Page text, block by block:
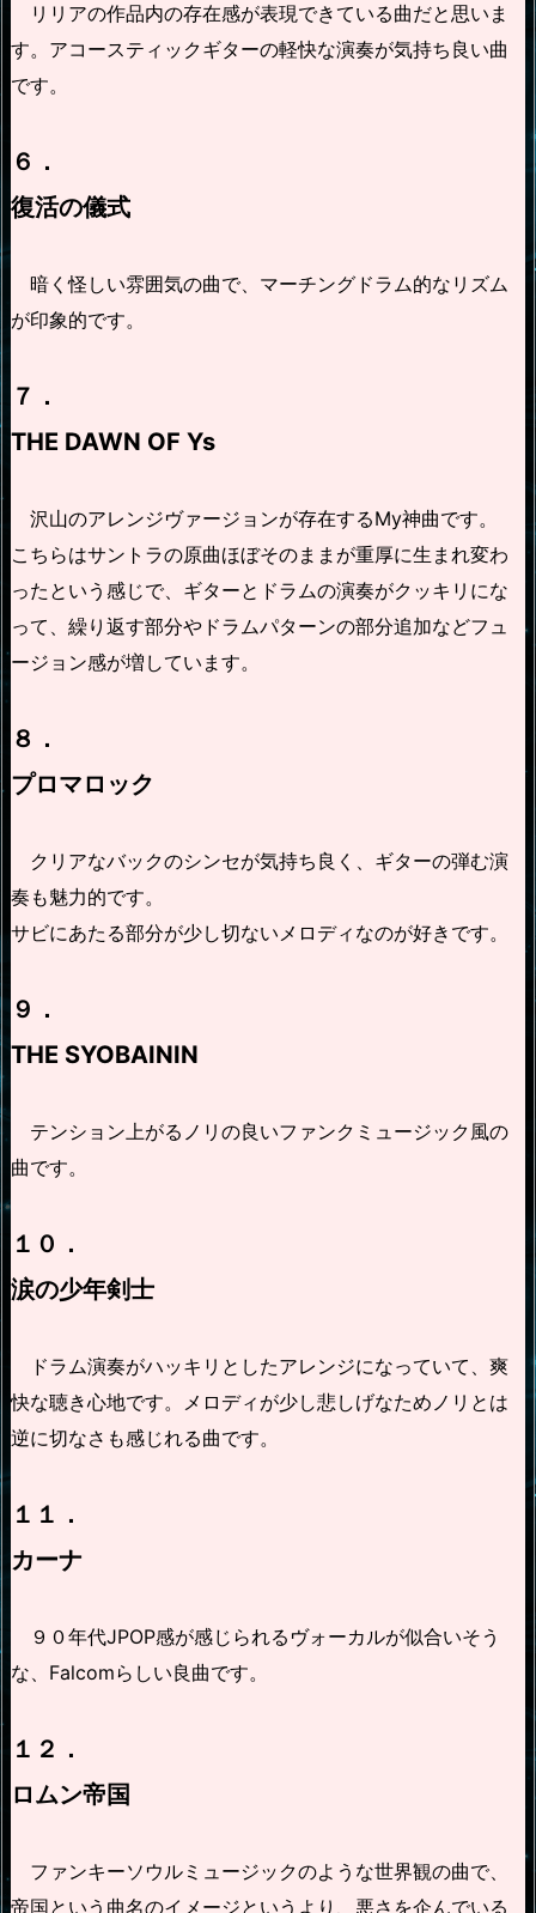
リリアの作品内の存在感が表現できている曲だと思いま
す。アコースティックギターの軽快な演奏が気持ち良い曲
です。
６．
復活の儀式
暗く怪しい雰囲気の曲で、マーチングドラム的なリズム
が印象的です。
７．
THE DAWN OF Ys
沢山のアレンジヴァージョンが存在するMy神曲です。
こちらはサントラの原曲ほぼそのままが重厚に生まれ変わ
ったという感じで、ギターとドラムの演奏がクッキリにな
って、繰り返す部分やドラムパターンの部分追加などフュ
ージョン感が増しています。
８．
プロマロック
クリアなバックのシンセが気持ち良く、ギターの弾む演
奏も魅力的です。
サビにあたる部分が少し切ないメロディなのが好きです。
９．
THE SYOBAININ
テンション上がるノリの良いファンクミュージック風の
曲です。
１０．
涙の少年剣士
ドラム演奏がハッキリとしたアレンジになっていて、爽
快な聴き心地です。メロディが少し悲しげなためノリとは
逆に切なさも感じれる曲です。
１１．
カーナ
９０年代JPOP感が感じられるヴォーカルが似合いそう
な、Falcomらしい良曲です。
１２．
ロムン帝国
ファンキーソウルミュージックのような世界観の曲で、
帝国という曲名のイメージというより、悪さを企んでいる